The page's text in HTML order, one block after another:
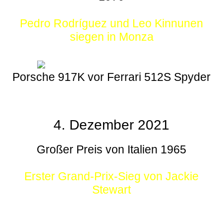
Pedro Rodríguez und Leo Kinnunen
siegen in Monza
Porsche 917K vor Ferrari 512S Spyder
4. Dezember 2021
Großer Preis von Italien 1965
Erster Grand-Prix-Sieg von Jackie
Stewart